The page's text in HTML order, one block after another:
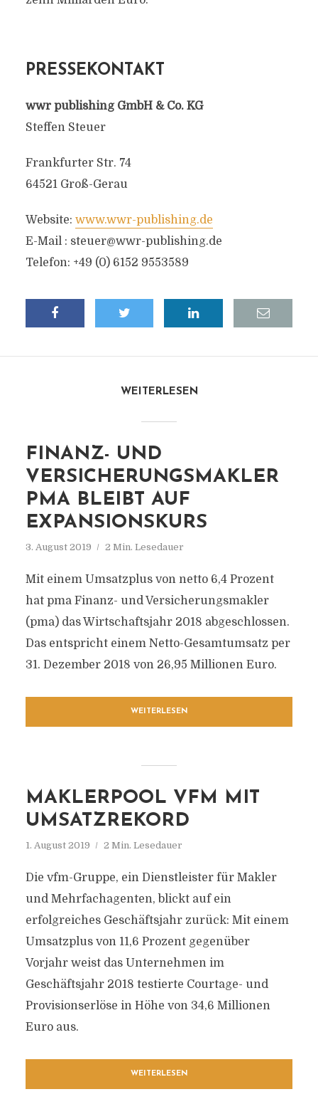
PRESSEKONTAKT
wwr publishing GmbH & Co. KG
Steffen Steuer
Frankfurter Str. 74
64521 Groß-Gerau
Website: www.wwr-publishing.de
E-Mail : steuer@wwr-publishing.de
Telefon: +49 (0) 6152 9553589
WEITERLESEN
FINANZ- UND
VERSICHERUNGSMAKLER
PMA BLEIBT AUF
EXPANSIONSKURS
3. August 2019 2 Min. Lesedauer
Mit einem Umsatzplus von netto 6,4 Prozent
hat pma Finanz- und Versicherungsmakler
(pma) das Wirtschaftsjahr 2018 abgeschlossen.
Das entspricht einem Netto-Gesamtumsatz per
31. Dezember 2018 von 26,95 Millionen Euro.
WEITERLESEN
MAKLERPOOL VFM MIT
UMSATZREKORD
1. August 2019 2 Min. Lesedauer
Die vfm-Gruppe, ein Dienstleister für Makler
und Mehrfachagenten, blickt auf ein
erfolgreiches Geschäftsjahr zurück: Mit einem
Umsatzplus von 11,6 Prozent gegenüber
Vorjahr weist das Unternehmen im
Geschäftsjahr 2018 testierte Courtage- und
Provisionserlöse in Höhe von 34,6 Millionen
Euro aus.
WEITERLESEN